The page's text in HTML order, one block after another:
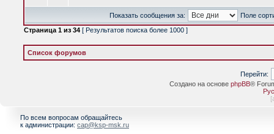
Показать сообщения за:
Поле
Страница 1 из 34 [ Результатов поиска более 1000 ]
Список форумов
Перейти:
Создано на основе phpBB®
[
По всем вопросам обращайтесь
к администрации: cap@ksp-msk.ru